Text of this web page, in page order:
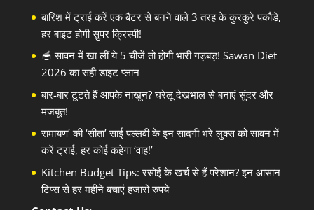
बारिश में ट्राई करें एक बैटर से बनने वाले 3 तरह के कुरकुरे पकौड़े,
हर बाइट होगी सुपर क्रिस्पी!
🥣 सावन में खा लीं ये 5 चीजें तो होगी भारी गड़बड़! Sawan Diet
2026 का सही डाइट प्लान
बार-बार टूटते हैं आपके नाखून? घरेलू देखभाल से बनाएं सुंदर और
मजबूत!
रामायण’ की ‘सीता’ साई पल्लवी के इन सादगी भरे लुक्स को सावन में
करें ट्राई, हर कोई कहेगा ‘वाह!’
Kitchen Budget Tips: रसोई के खर्च से हैं परेशान? इन आसान
टिप्स से हर महीने बचाएं हजारों रुपये